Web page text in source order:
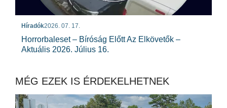
Híradók2026. 07. 17.
Horrorbaleset – Bíróság Előtt Az Elkövetők –
Aktuális 2026. Július 16.
MÉG EZEK IS ÉRDEKELHETNEK